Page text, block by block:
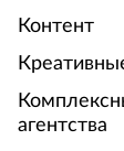
Контент
агентства